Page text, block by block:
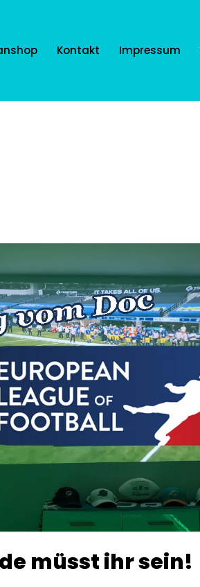
Kontakt Impressum
müsst ihr sein!